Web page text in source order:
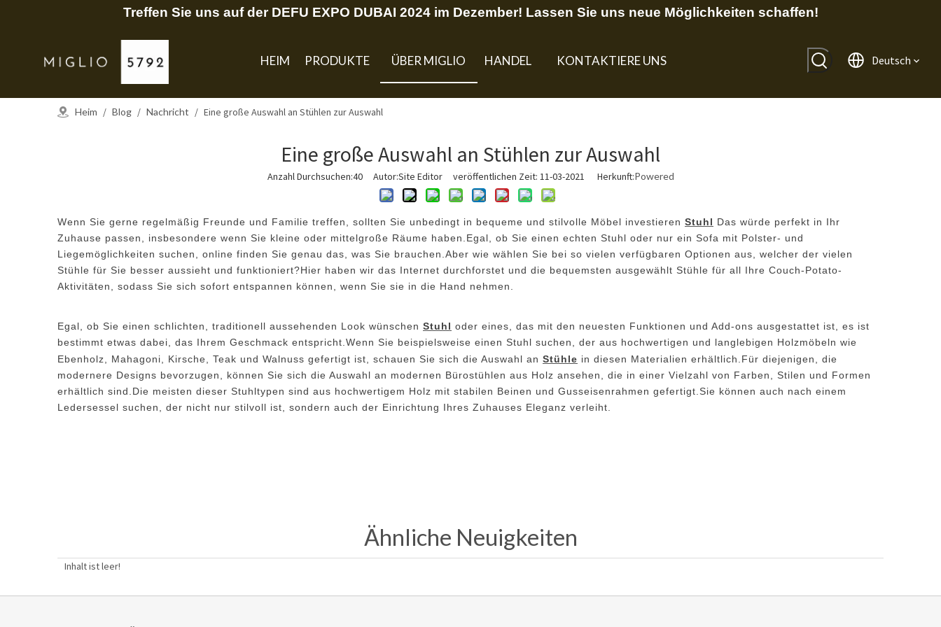
Treffen Sie uns auf der DEFU EXPO DUBAI 2024 im Dezember! Lassen Sie uns neue Möglichkeiten schaffen!
HEIM PRODUKTE ÜBER MIGLIO HANDEL KONTAKTIERE UNS Deutsch
Heim / Blog / Nachricht / Eine große Auswahl an Stühlen zur Auswahl
Eine große Auswahl an Stühlen zur Auswahl
Anzahl Durchsuchen:40Autor:Site Editor veröffentlichen Zeit: 11-03-2021 Herkunft:Powered
Wenn Sie gerne regelmäßig Freunde und Familie treffen, sollten Sie unbedingt in bequeme und stilvolle Möbel investieren Stuhl Das würde perfekt in Ihr
Zuhause passen, insbesondere wenn Sie kleine oder mittelgroße Räume haben.Egal, ob Sie einen echten Stuhl oder nur ein Sofa mit Polster- und
Liegemöglichkeiten suchen, online finden Sie genau das, was Sie brauchen.Aber wie wählen Sie bei so vielen verfügbaren Optionen aus, welcher der vielen
Stühle für Sie besser aussieht und funktioniert?Hier haben wir das Internet durchforstet und die bequemsten ausgewählt Stühle für all Ihre Couch-Potato-
Aktivitäten, sodass Sie sich sofort entspannen können, wenn Sie sie in die Hand nehmen.
Egal, ob Sie einen schlichten, traditionell aussehenden Look wünschen Stuhl oder eines, das mit den neuesten Funktionen und Add-ons ausgestattet ist, es ist
bestimmt etwas dabei, das Ihrem Geschmack entspricht.Wenn Sie beispielsweise einen Stuhl suchen, der aus hochwertigen und langlebigen Holzmöbeln wie
Ebenholz, Mahagoni, Kirsche, Teak und Walnuss gefertigt ist, schauen Sie sich die Auswahl an Stühle in diesen Materialien erhältlich.Für diejenigen, die
modernere Designs bevorzugen, können Sie sich die Auswahl an modernen Bürostühlen aus Holz ansehen, die in einer Vielzahl von Farben, Stilen und Formen
erhältlich sind.Die meisten dieser Stuhltypen sind aus hochwertigem Holz mit stabilen Beinen und Gusseisenrahmen gefertigt.Sie können auch nach einem
Ledersessel suchen, der nicht nur stilvoll ist, sondern auch der Einrichtung Ihres Zuhauses Eleganz verleiht.
Ähnliche Neuigkeiten
Inhalt ist leer!